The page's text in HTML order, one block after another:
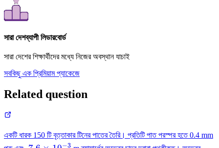
সারা দেশব্যাপী লিডারবোর্ড
সারা দেশের শিক্ষার্থীদের মধ্যে নিজের অবস্থান যাচাই
সবকিছু এক প্রিমিয়াম প্যাকেজে
Related question
একটি ধারক 150 টি বৃত্তাকার টিনের পাতের তৈরি। প্রতিটি পাত পরস্পর হতে 0.4 mm
−3